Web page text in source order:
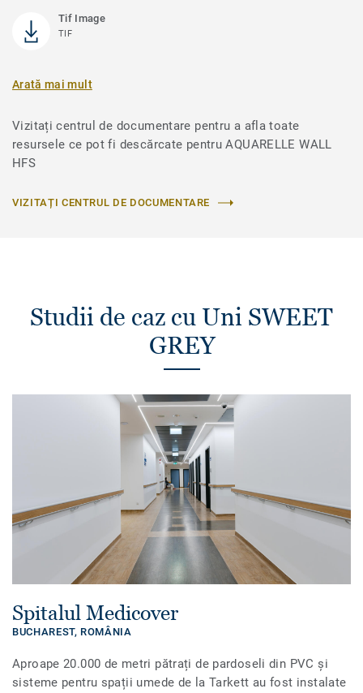
Tif Image
TIF
Arată mai mult
Vizitați centrul de documentare pentru a afla toate
resursele ce pot fi descărcate pentru AQUARELLE WALL
HFS
VIZITAȚI CENTRUL DE DOCUMENTARE
Studii de caz cu Uni SWEET
GREY
Spitalul Medicover
BUCHAREST, ROMÂNIA
Aproape 20.000 de metri pătrați de pardoseli din PVC și
sisteme pentru spații umede de la Tarkett au fost instalate